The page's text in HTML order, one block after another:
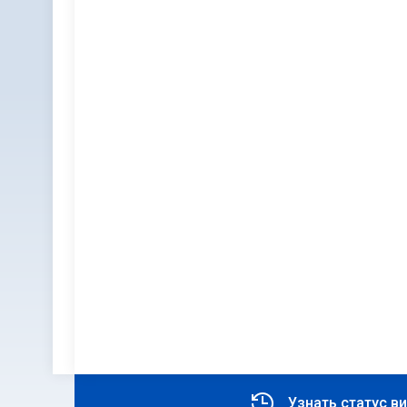
Узнать статус